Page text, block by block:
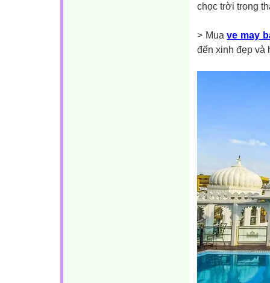
chọc trời trong
> Muave may
đến xinh đẹp và